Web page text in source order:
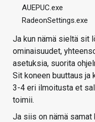
AUEPUC.exe
RadeonSettings.exe
Ja kun nämä sieltä sit
ominaisuudet,
asetuksia, suorita
Sit koneen buuttaus ja
3-4 eri ilmoitusta et
toimii.
Ja siis on nämä